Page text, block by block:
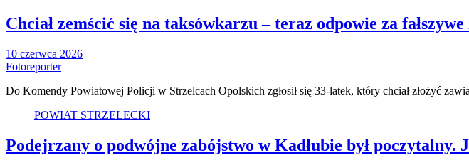
Chciał zemścić się na taksówkarzu – teraz odpowie za
10 czerwca 2026
Fotoreporter
Do Komendy Powiatowej Policji w Strzelcach Opolskich zgłosił się 33-latek, który chciał złożyć
POWIAT STRZELECKI
Podejrzany o podwójne zabójstwo w Kadłubie był poczytalny.